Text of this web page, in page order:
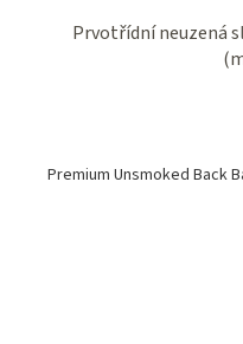
Prvotřídní neuzená
Premium Unsmoked Back